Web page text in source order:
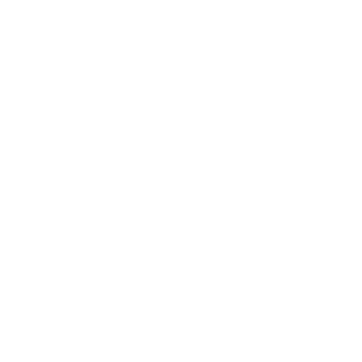
了承ください。
き作成されるも
をご了承くださ
です。
ありません。
です。
ず変更すること
1000ppm以下、
) : 1000ppm、
、
可)を取得する
これらの製造装
通知します。
ムロン制御